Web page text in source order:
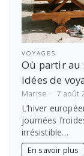
VOYAGES
Où partir au
idées de
Marise 7 août
L’hiver
journées
irrésistible…
En savoir plus